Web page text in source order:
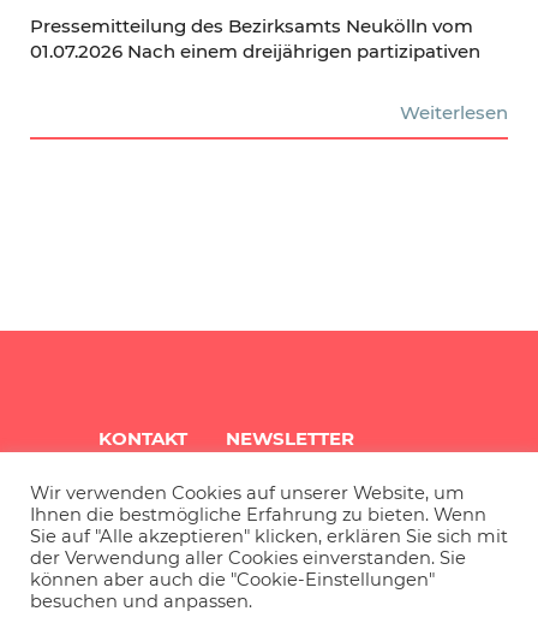
Pressemitteilung des Bezirksamts Neukölln vom
01.07.2026 Nach einem dreijährigen partizipativen
Weiterlesen
KONTAKT NEWSLETTER
QUARTIERSINFO ARCHIV
IMPRESSUM DATENSCHUTZ
Wir verwenden Cookies auf unserer Website, um
Ihnen die bestmögliche Erfahrung zu bieten. Wenn
Sie auf "Alle akzeptieren" klicken, erklären Sie sich mit
der Verwendung aller Cookies einverstanden. Sie
können aber auch die "Cookie-Einstellungen"
besuchen und anpassen.